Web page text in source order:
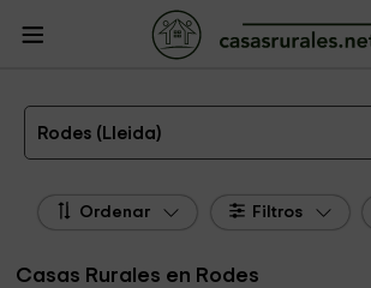
Casas Rurales
Lleida
Casas Rurales Rodes
Las 1 mejores casas rurales en Rodes de 2026
Rodes (Lleida)
Ordenar Filtros
Casas Rurales en Rodes